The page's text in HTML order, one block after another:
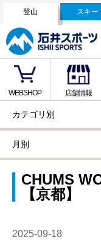
登山 スキー
WEBSHOP 店舗情報
カテゴリ別
月別
CHUMS
【京都】
2025-09-18